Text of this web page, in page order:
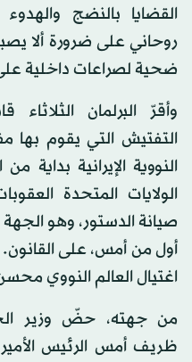
القضايا بالنضج
روحاني على ضرورة ألا
ضحية لصراعات داخلية
وأقرّ البرلمان
التفتيش التي يقوم بها
النووية الإيرانية بداية
الولايات المتحدة
صيانة الدستور، وهو
أول من أمس، على القانون.
اغتيال العالم النووي
من جهته، حضّ وزير
ظريف أمس الرئيس